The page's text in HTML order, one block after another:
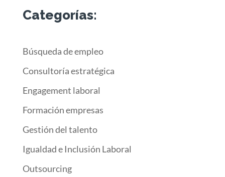
Categorías:
Búsqueda de empleo
Consultoría estratégica
Engagement laboral
Formación empresas
Gestión del talento
Igualdad e Inclusión Laboral
Outsourcing